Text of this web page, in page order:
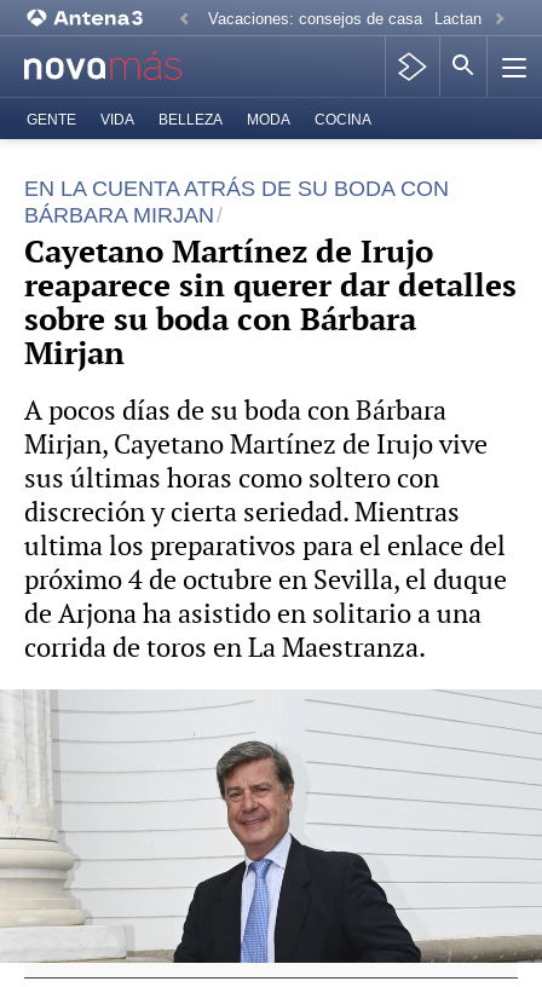
Vacaciones: consejos de casa Lactancia
GENTE VIDA BELLEZA MODA COCINA
EN LA CUENTA ATRÁS DE SU BODA CON
BÁRBARA MIRJAN
Cayetano Martínez de Irujo
reaparece sin querer dar detalles
sobre su boda con Bárbara
Mirjan
A pocos días de su boda con Bárbara
Mirjan, Cayetano Martínez de Irujo vive
sus últimas horas como soltero con
discreción y cierta seriedad. Mientras
ultima los preparativos para el enlace del
próximo 4 de octubre en Sevilla, el duque
de Arjona ha asistido en solitario a una
corrida de toros en La Maestranza.
Vídeo: Europa Press Foto: Gtres
Alfonso Díez, viudo de la duquesa de Alba,
confirma su asistencia a la boda de
Cayetano Martínez de Irujo